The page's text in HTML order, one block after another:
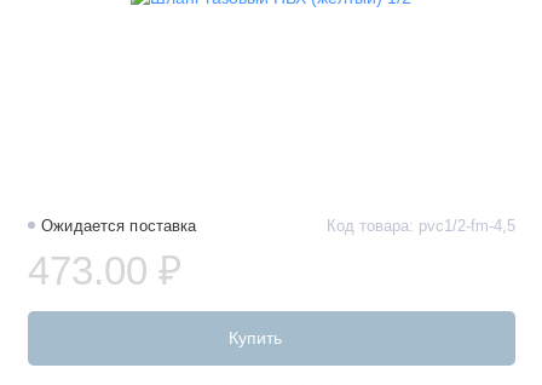
Ожидается поставка Код товара: pvc1/2-fm-4,5
473.00 ₽
Купить